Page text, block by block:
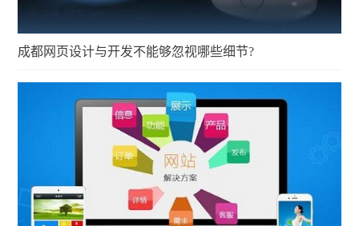
成都网页设计与开发不能够忽视哪些细节?